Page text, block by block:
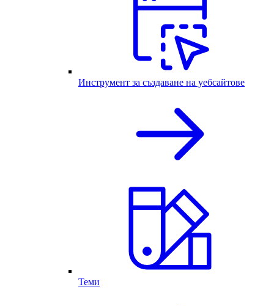
Инструмент за създаване на уебсайтове
Теми